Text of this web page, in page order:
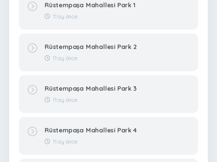
Rüstempaşa Mahallesi Park 1
11 ay önce
Rüstempaşa Mahallesi Park 2
11 ay önce
Rüstempaşa Mahallesi Park 3
11 ay önce
Rüstempaşa Mahallesi Park 4
11 ay önce